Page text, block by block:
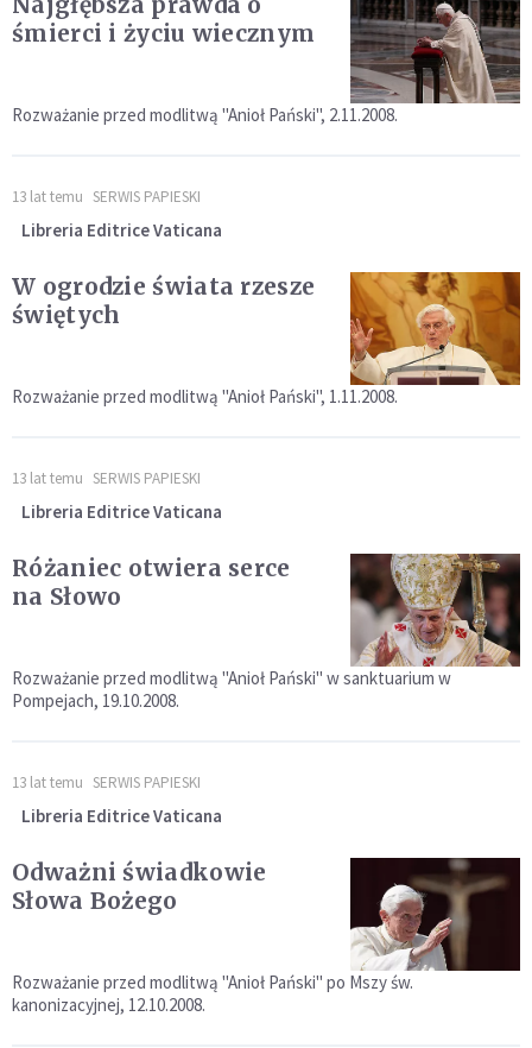
śmierci i życiu wiecznym
Rozważanie przed modlitwą "Anioł Pański", 2.11.2008.
13 lat temu SERWIS PAPIESKI
Libreria Editrice Vaticana
W ogrodzie świata rzesze
świętych
Rozważanie przed modlitwą "Anioł Pański", 1.11.2008.
13 lat temu SERWIS PAPIESKI
Libreria Editrice Vaticana
Różaniec otwiera serce
na Słowo
Rozważanie przed modlitwą "Anioł Pański" w sanktuarium w
Pompejach, 19.10.2008.
13 lat temu SERWIS PAPIESKI
Libreria Editrice Vaticana
Odważni świadkowie
Słowa Bożego
Rozważanie przed modlitwą "Anioł Pański" po Mszy św.
kanonizacyjnej, 12.10.2008.